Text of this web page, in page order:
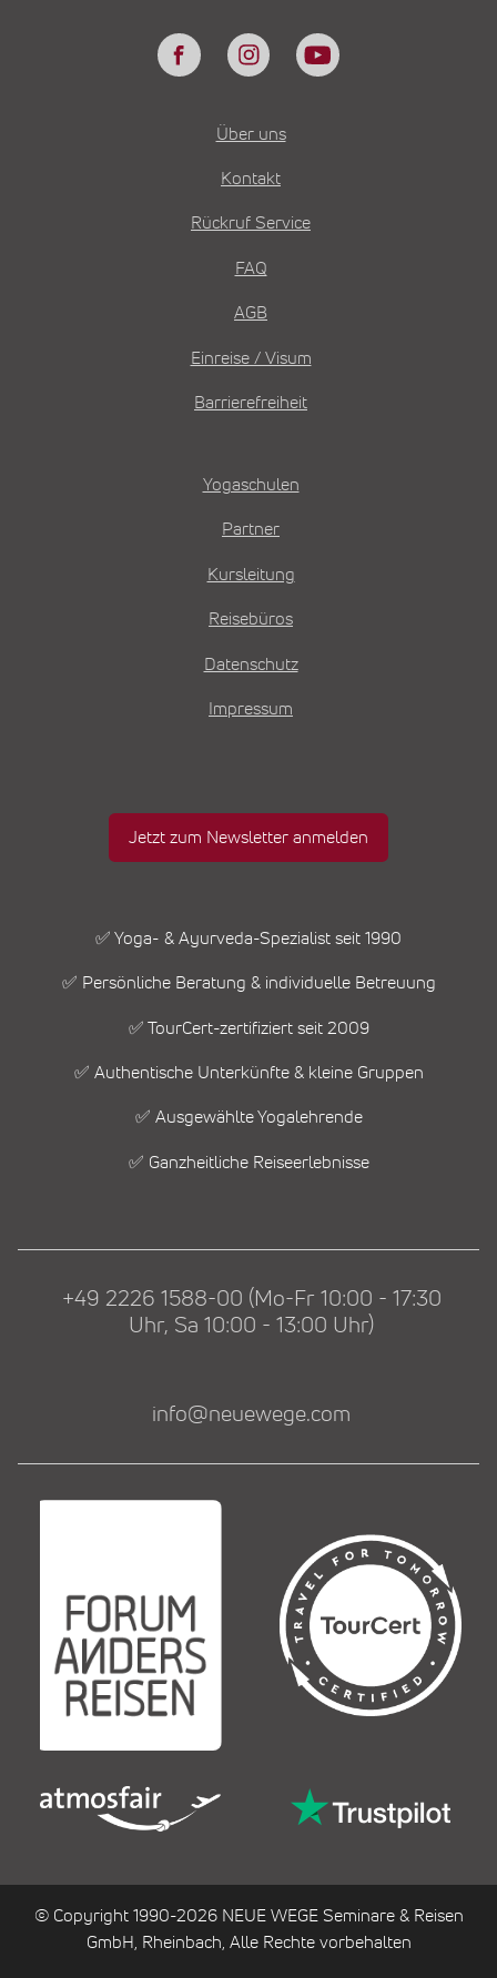
Über uns
Kontakt
Rückruf Service
FAQ
AGB
Einreise / Visum
Barrierefreiheit
Yogaschulen
Partner
Kursleitung
Reisebüros
Datenschutz
Impressum
Jetzt zum Newsletter anmelden
✅ Yoga- & Ayurveda-Spezialist seit 1990
✅ Persönliche Beratung & individuelle Betreuung
✅ TourCert-zertifiziert seit 2009
✅ Authentische Unterkünfte & kleine Gruppen
✅ Ausgewählte Yogalehrende
✅ Ganzheitliche Reiseerlebnisse
+49 2226 1588-00 (Mo-Fr 10:00 - 17:30
Uhr, Sa 10:00 - 13:00 Uhr)
info@neuewege.com
© Copyright 1990-2026 NEUE WEGE Seminare & Reisen
GmbH, Rheinbach, Alle Rechte vorbehalten